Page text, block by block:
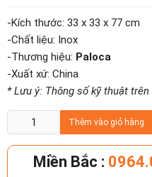
-Kích thước: 33 x 33 x 77 cm
-Chất liệu: Inox
-Thương hiệu: Paloca
-Xuất xứ: China
* Lưu ý: Thông số kỹ thuật
Thùng
rác
sảnh
Thêm vào giỏ hàng
Miền Bắc :